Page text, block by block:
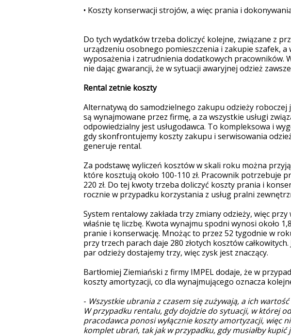
• Koszty konserwacji strojów, a więc prania i
Do tych wydatków trzeba doliczyć kolejne, związane z
urządzeniu osobnego pomieszczenia i zakupie szafek, a
wyposażenia i zatrudnienia dodatkowych pracowników.
nie dając gwarancji, że w sytuacji awaryjnej odzież
Rental zetnie koszty
Alternatywą do samodzielnego zakupu odzieży
są wynajmowane przez firmę, a za wszystkie usługi
odpowiedzialny jest usługodawca. To kompleksowa i
gdy skonfrontujemy koszty zakupu i serwisowania
generuje rental.
Za podstawę wyliczeń kosztów w skali roku można
które kosztują około 100-110 zł. Pracownik potrzebuje
220 zł. Do tej kwoty trzeba doliczyć koszty prania i
rocznie w przypadku korzystania z usług pralni
System rentalowy zakłada trzy zmiany odzieży, więc
właśnie tę liczbę. Kwota wynajmu spodni wynosi około
pranie i konserwację. Mnożąc to przez 52 tygodnie w
przy trzech parach daje 280 złotych kosztów
par odzieży dostajemy trzy, więc zysk jest znaczący.
Bartłomiej Ziemiański z firmy IMPEL dodaje, że w
koszty amortyzacji, co dla wynajmującego oznacza
- Wszystkie ubrania z czasem się zużywają, a ich
W przypadku rentalu, gdy dojdzie do sytuacji, w której
pracodawca ponosi wyłącznie koszty amortyzacji, więc
komplet ubrań, tak jak w przypadku, gdy musiałby kupić